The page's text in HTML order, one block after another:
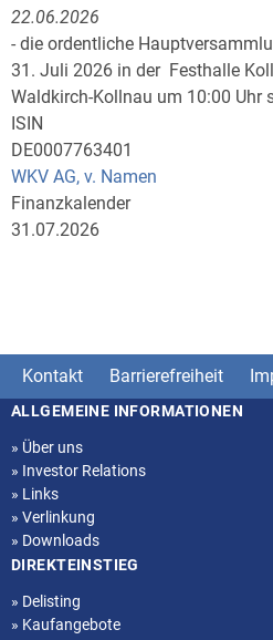
22.06.2026
- die ordentliche
31. Juli 2026 in der Festhalle
Waldkirch-Kollnau um 10:00 Uhr
ISIN
DE0007763401
WKV AG, v. Namen
Finanzkalender
31.07.2026
Kontakt Barrierefreiheit
Seitenstruktur
ALLGEMEINE INFORMATIONEN
» Über uns
» Investor Relations
» Links
» Verlinkung
» Downloads
DIREKTEINSTIEG
» Delisting
» Kaufangebote